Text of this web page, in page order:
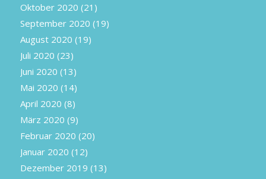
Oktober 2020 (21)
September 2020 (19)
August 2020 (19)
Juli 2020 (23)
Juni 2020 (13)
Mai 2020 (14)
April 2020 (8)
März 2020 (9)
Februar 2020 (20)
Januar 2020 (12)
Dezember 2019 (13)